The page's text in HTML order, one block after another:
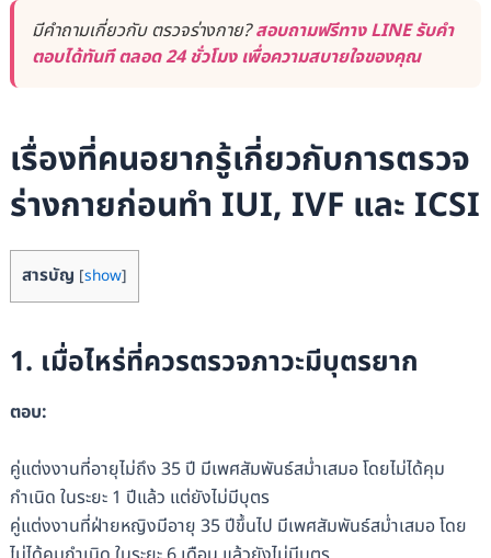
มีคำถามเกี่ยวกับ ตรวจร่างกาย?สอบถามฟรีทาง LINE รับคำ
ตอบได้ทันที ตลอด 24 ชั่วโมง เพื่อความสบายใจของคุณ
เรื่องที่คนอยากรู้เกี่ยวกับการตรวจ
ร่างกายก่อนทำ IUI, IVF และ ICSI
สารบัญ [show]
1. เมื่อไหร่ที่ควรตรวจภาวะมีบุตรยาก
ตอบ:
คู่แต่งงานที่อายุไม่ถึง 35 ปี มีเพศสัมพันธ์สม่ำเสมอ โดยไม่ได้คุม
กำเนิด ในระยะ 1 ปีแล้ว แต่ยังไม่มีบุตร
คู่แต่งงานที่ฝ่ายหญิงมีอายุ 35 ปีขึ้นไป มีเพศสัมพันธ์สม่ำเสมอ โดย